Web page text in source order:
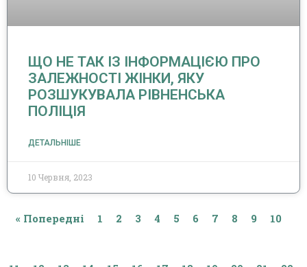
ЩО НЕ ТАК ІЗ ІНФОРМАЦІЄЮ ПРО
ЗАЛЕЖНОСТІ ЖІНКИ, ЯКУ
РОЗШУКУВАЛА РІВНЕНСЬКА
ПОЛІЦІЯ
ДЕТАЛЬНІШЕ
10 Червня, 2023
« Попередні 1 2 3 4 5 6 7 8 9 10